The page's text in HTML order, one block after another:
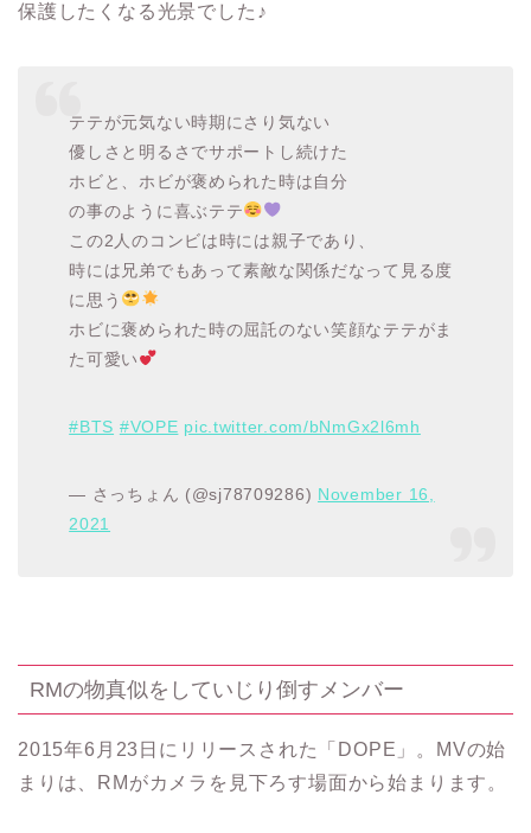
保護したくなる光景でした♪
テテが元気ない時期にさり気ない
優しさと明るさでサポートし続けた
ホビと、ホビが褒められた時は自分
の事のように喜ぶテテ
この2人のコンビは時には親子であり、
時には兄弟でもあって素敵な関係だなって見る度
に思う
ホビに褒められた時の屈託のない笑顔なテテがま
た可愛い
#BTS #VOPE pic.twitter.com/bNmGx2l6mh
— さっちょん (@sj78709286) November 16,
2021
RMの物真似をしていじり倒すメンバー
2015年6月23日にリリースされた「DOPE」。MVの始
まりは、RMがカメラを見下ろす場面から始まります。